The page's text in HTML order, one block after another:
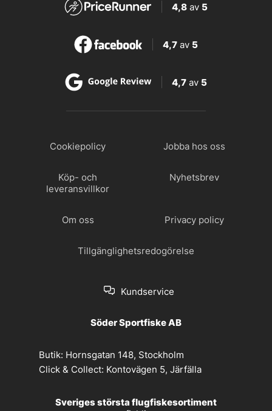
4,8 av 5
4,7 av 5
4,7 av 5
Cookiepolicy Jobba hos oss
Köp- och
leveransvillkor
Nyhetsbrev
Om oss Privacy policy
Tillgänglighetsredogörelse
Kundservice
Söder Sportfiske AB
Butik: Hornsgatan 148, Stockholm
Click & Collect: Kontovägen 5, Järfälla
Sveriges största flugfiskesortiment